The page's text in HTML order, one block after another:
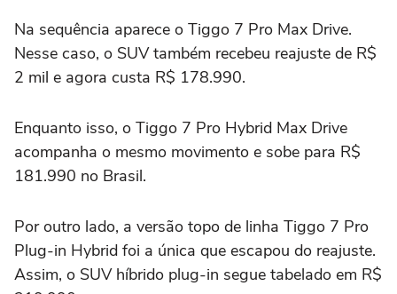
Na sequência aparece o Tiggo 7 Pro Max Drive.
Nesse caso, o SUV também recebeu reajuste de R$
2 mil e agora custa R$ 178.990.
Enquanto isso, o Tiggo 7 Pro Hybrid Max Drive
acompanha o mesmo movimento e sobe para R$
181.990 no Brasil.
Por outro lado, a versão topo de linha Tiggo 7 Pro
Plug-in Hybrid foi a única que escapou do reajuste.
Assim, o SUV híbrido plug-in segue tabelado em R$